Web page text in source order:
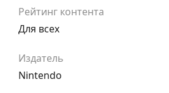
Рейтинг контента
Для всех
Издатель
Nintendo